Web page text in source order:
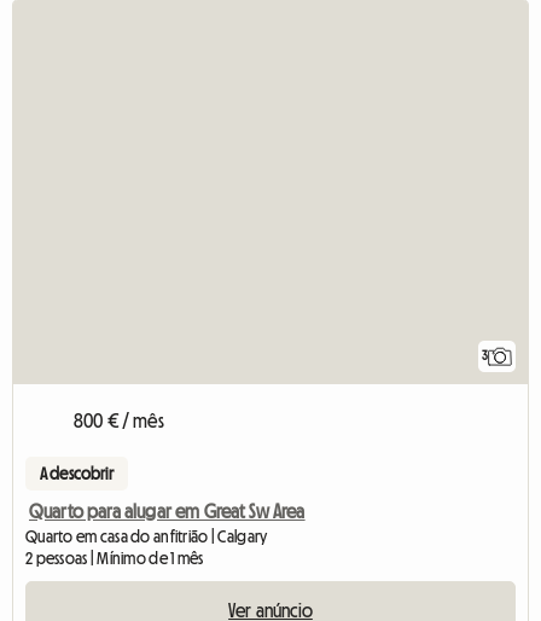
3
800 € / mês
A descobrir
Quarto para alugar em Great Sw Area
Quarto em casa do anfitrião | Calgary
2 pessoas | Mínimo de 1 mês
Ver anúncio